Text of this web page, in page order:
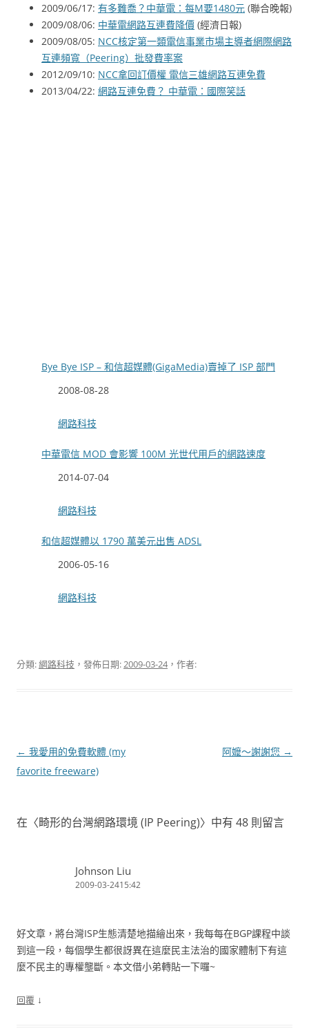
2009/06/17: 有多難喬？中華電：每M要1480元 (聯合晚報)
2009/08/06: 中華電網路互連費降價 (經濟日報)
2009/08/05: NCC核定第一類電信事業市場主導者網際網路
互連頻寬（Peering）批發費率案
2012/09/10: NCC拿回訂價權 電信三雄網路互連免費
2013/04/22: 網路互連免費？ 中華電：國際笑話
Bye Bye ISP – 和信超媒體(GigaMedia)賣掉了 ISP 部門
日期
2008-08-28
關於
網路科技
中華電信 MOD 會影響 100M 光世代用戶的網路速度
日期
2014-07-04
關於
網路科技
和信超媒體以 1790 萬美元出售 ADSL
日期
2006-05-16
關於
網路科技
分類:網路科技 ，發佈日期:2009-03-24，作者:
文
章
← 我愛用的免費軟體 (my
favorite freeware)
阿嬤～謝謝您 →
在〈畸形的台灣網路環境 (IP Peering)〉中有 48 則留言
Johnson Liu
2009-03-2415:42
好文章，將台灣ISP生態清楚地描繪出來，我每每在BGP課程中談
到這一段，每個學生都很訝異在這麼民主法治的國家體制下有這
麼不民主的專權壟斷。本文借小弟轉貼一下囉~
回覆 ↓